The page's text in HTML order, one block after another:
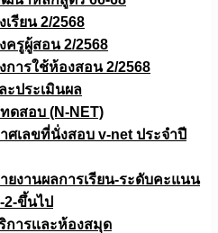
เรียน 2/2568
ครูผู้สอน 2/2568
การใช้ห้องสอน 2/2568
ะประเมินผล
ดสอบ (N-NET)
ศเลขที่นั่งสอบ v-net ประจำปี
ยงานผลการเรียน-ระดับคะแนน
2-ขึ้นไป
การเเละห้องสมุด